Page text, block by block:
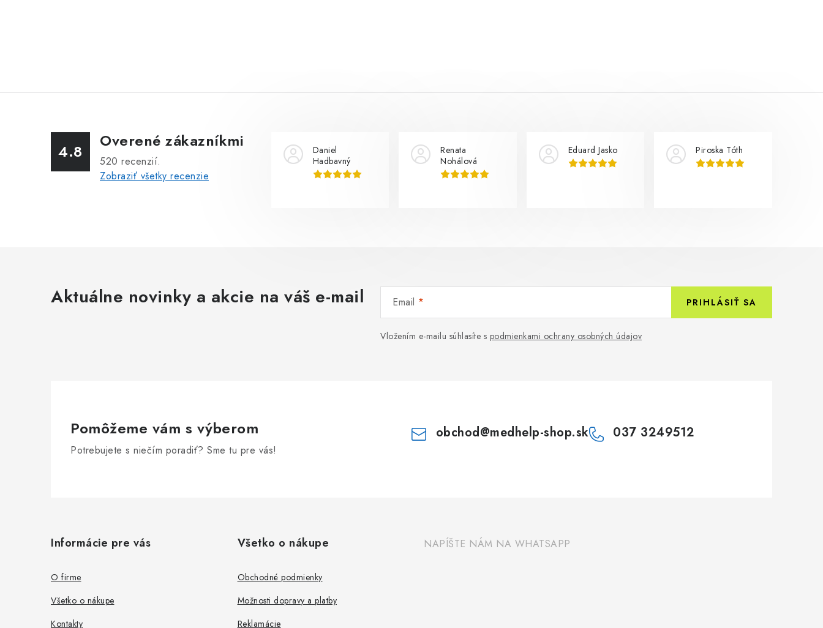
4.8
Overené zákazníkmi
520 recenzií.
Zobraziť všetky recenzie
Daniel
Hadbavný
Renata
Nohálová
Eduard Jasko Piroska Tóth
Aktuálne novinky a akcie na váš e-mail Email
Vložením e-mailu súhlasíte s podmienkami ochrany osobných údajov
PRIHLÁSIŤ SA
Pomôžeme vám s výberom
Potrebujete s niečím poradiť? Sme tu pre vás!
obchod@medhelp-shop.sk 037 3249512
Informácie pre vás
O firme
Všetko o nákupe
Kontakty
Všetko o nákupe
Obchodné podmienky
Možnosti dopravy a platby
Reklamácie
NAPÍŠTE NÁM NA WHATSAPP